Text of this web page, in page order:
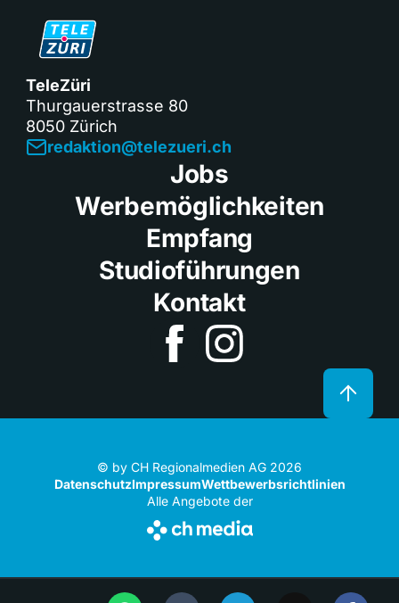
TeleZüri
Thurgauerstrasse 80
8050 Zürich
redaktion@telezueri.ch
Jobs
Werbemöglichkeiten
Empfang
Studioführungen
Kontakt
© by CH Regionalmedien AG 2026
DatenschutzImpressumWettbewerbsrichtlinien
Alle Angebote der